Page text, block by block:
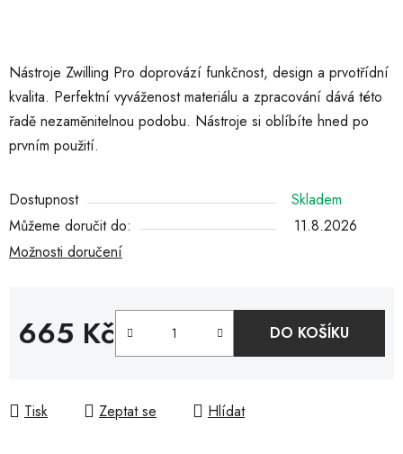
Nástroje Zwilling Pro doprovází funkčnost, design a prvotřídní
kvalita. Perfektní vyváženost materiálu a zpracování dává této
řadě nezaměnitelnou podobu. Nástroje si oblíbíte hned po
prvním použití.
Dostupnost
Skladem
Můžeme doručit do:
11.8.2026
Možnosti doručení
665 Kč DO KOŠÍKU
Tisk Zeptat se Hlídat